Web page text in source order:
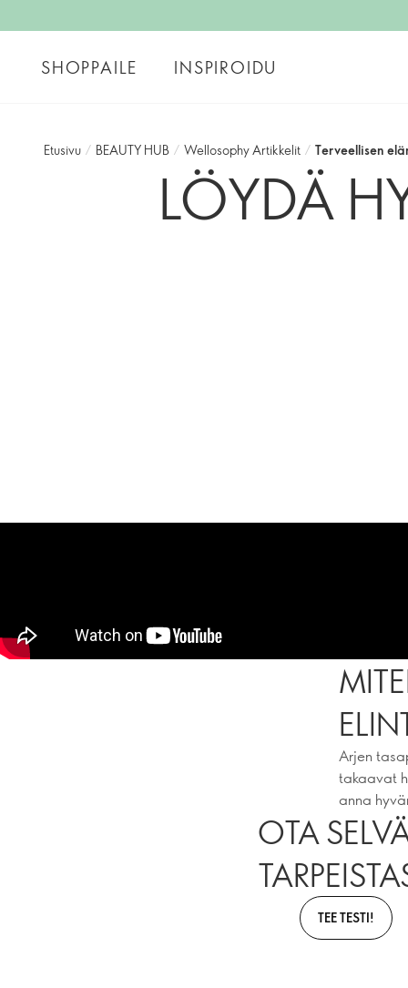
SHOPPAILE INSPIROIDU
Etusivu / BEAUTY HUB / Wellosophy Artikkelit / Terveellisen
LÖYDÄ
Arjen
takaavat
anna
OTA
TEE TESTI!